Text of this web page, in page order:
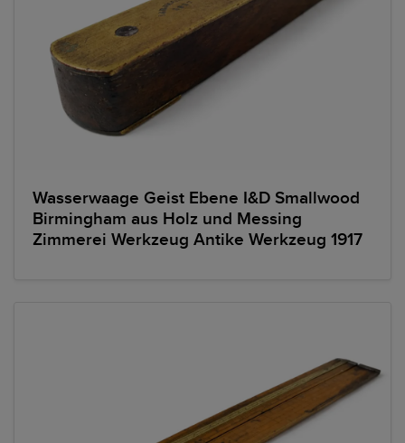
Wasserwaage Geist Ebene I&D Smallwood
Birmingham aus Holz und Messing
Zimmerei Werkzeug Antike Werkzeug 1917